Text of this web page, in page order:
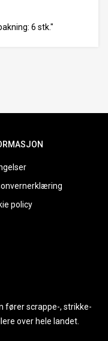
6 stk."
policy
fører scrappe-, strikke-
over hele landet.